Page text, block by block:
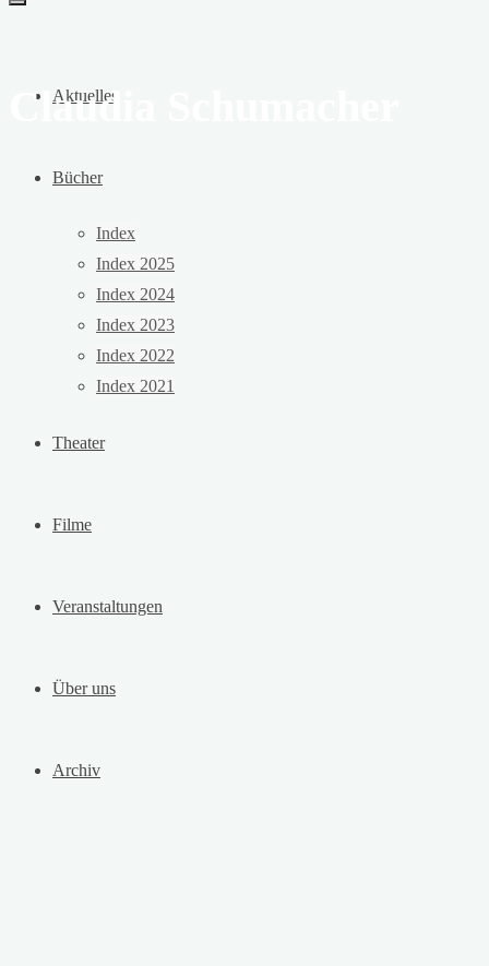
Aktuelles
Bücher
Index
Index 2025
Index 2024
Index 2023
Index 2022
Index 2021
Theater
Filme
Veranstaltungen
Über uns
Archiv
Claudia Schumacher